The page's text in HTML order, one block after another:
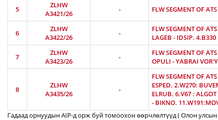
5
ZLHW
A3421/26
- FLW SEGMENT OF
6
ZLHW
A3422/26
-
FLW SEGMENT OF
LAGEB - IDSIP.
7
ZLHW
A3423/26
-
FLW SEGMENT OF
OPULI - YABRAI
8
ZLHW
A3435/26
-
FLW SEGMENT OF
ESPED. 2.W270:
ELRUB. 6.V67 :
- BIKNO.
Гадаад орнуудын AIP-д орж буй томоохон өөрчлөлтүүд ( Олон улсын